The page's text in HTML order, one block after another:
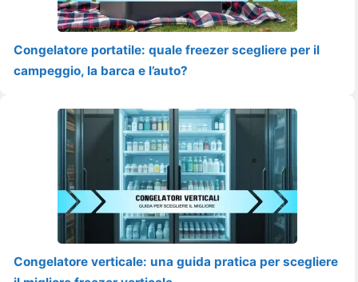
Congelatore portatile: quale freezer scegliere per il
campeggio, la barca e l’auto?
Congelatore verticale: una guida pratica per scegliere